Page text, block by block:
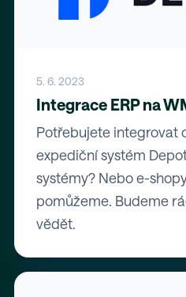
5. 6. 2023
Integrace ERP na
Potřebujete integrovat
expediční systém
systémy? Nebo e-
pomůžeme. Budeme
vědět.